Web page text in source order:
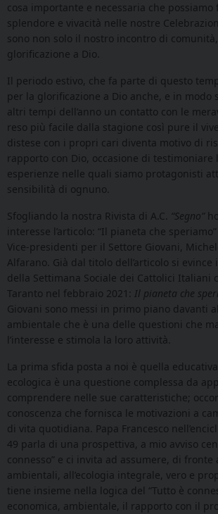
cosa importante e necessaria che
splendore e vivacità nelle nostre
sono non solo il nostro incontro di
glorificazione a Dio.
Il periodo estivo, che fa parte di questo
per la glorificazione a Dio anche, e in modo
altri tempi dell’anno un contatto con le
reso più facile dalla stagione così pure il
distese con i propri cari diventa motivo di
rapporto con Dio, occasione di testimoniare
esperienze nelle quali siamo protagonisti
sensibilità di ognuno.
Sfogliando la nostra Rivista di A.C. “Segno”
interesse l’articolo: “Il pianeta che
Vice-presidenti per il Settore Giovani,
Alfarano. Già dal titolo dell’articolo si
della Settimana Sociale dei Cattolici Italiani
Taranto nel febbraio 2021: Il pianeta che
Giovani sono messi in primo piano davanti
ambientale che è una delle questioni che
l’interesse e stimola la loro attività.
La prima sfida posta a noi è quella
ecologica è una questione complessa da
comprendere nelle sue caratteristiche;
conoscenza che fornisca le motivazioni a
di vita quotidiana. Papa Francesco
49 parla di una prospettiva, a mio avviso
connesso” e ci invita ad assumere, di
ambientali, all’ecologia integrale, vero e
tiene insieme nella logica del “Tutto è
economica, ambientale, il rapporto con il